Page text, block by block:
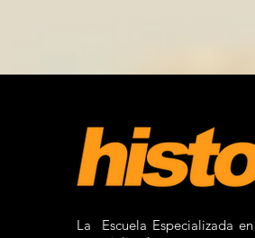
La Escuela Especializada